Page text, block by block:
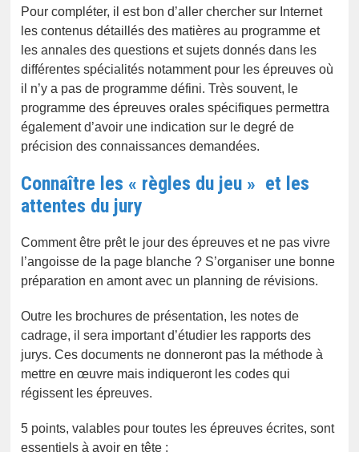
Pour compléter, il est bon d’aller chercher sur Internet
les contenus détaillés des matières au programme et
les annales des questions et sujets donnés dans les
différentes spécialités notamment pour les épreuves où
il n’y a pas de programme défini. Très souvent, le
programme des épreuves orales spécifiques permettra
également d’avoir une indication sur le degré de
précision des connaissances demandées.
Connaître les « règles du jeu » et les
attentes du jury
Comment être prêt le jour des épreuves et ne pas vivre
l’angoisse de la page blanche ? S’organiser une bonne
préparation en amont avec un planning de révisions.
Outre les brochures de présentation, les notes de
cadrage, il sera important d’étudier les rapports des
jurys. Ces documents ne donneront pas la méthode à
mettre en œuvre mais indiqueront les codes qui
régissent les épreuves.
5 points, valables pour toutes les épreuves écrites, sont
essentiels à avoir en tête :